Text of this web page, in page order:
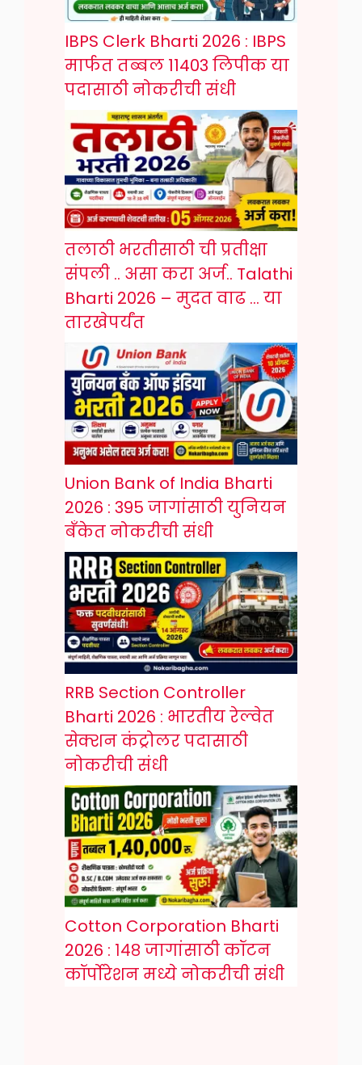
IBPS Clerk Bharti 2026 : IBPS
मार्फत तब्बल 11403 लिपीक या
पदासाठी नोकरीची संधी
तलाठी भरतीसाठी ची प्रतीक्षा
संपली .. असा करा अर्ज.. Talathi
Bharti 2026 – मुदत वाढ … या
तारखेपर्यंत
Union Bank of India Bharti
2026 : 395 जागांसाठी युनियन
बँकेत नोकरीची संधी
RRB Section Controller
Bharti 2026 : भारतीय रेल्वेत
सेक्शन कंट्रोलर पदासाठी
नोकरीची संधी
Cotton Corporation Bharti
2026 : १४८ जागांसाठी कॉटन
कॉर्पोरेशन मध्ये नोकरीची संधी